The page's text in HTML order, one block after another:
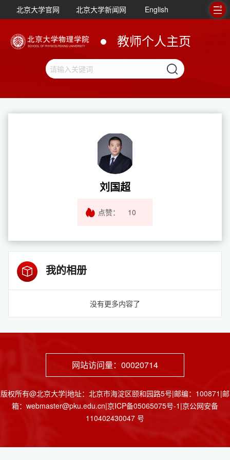
北京大学官网 北京大学新闻网 English
教师个人主页
刘国超
点赞： 10
我的相册
没有更多内容了
网站访问量： 00020714
版权所有@北京大学|地址：北京市海淀区颐和园路5号|邮编：100871|邮
箱：webmaster@pku.edu.cn|京ICP备05065075号-1|京公网安备
110402430047 号